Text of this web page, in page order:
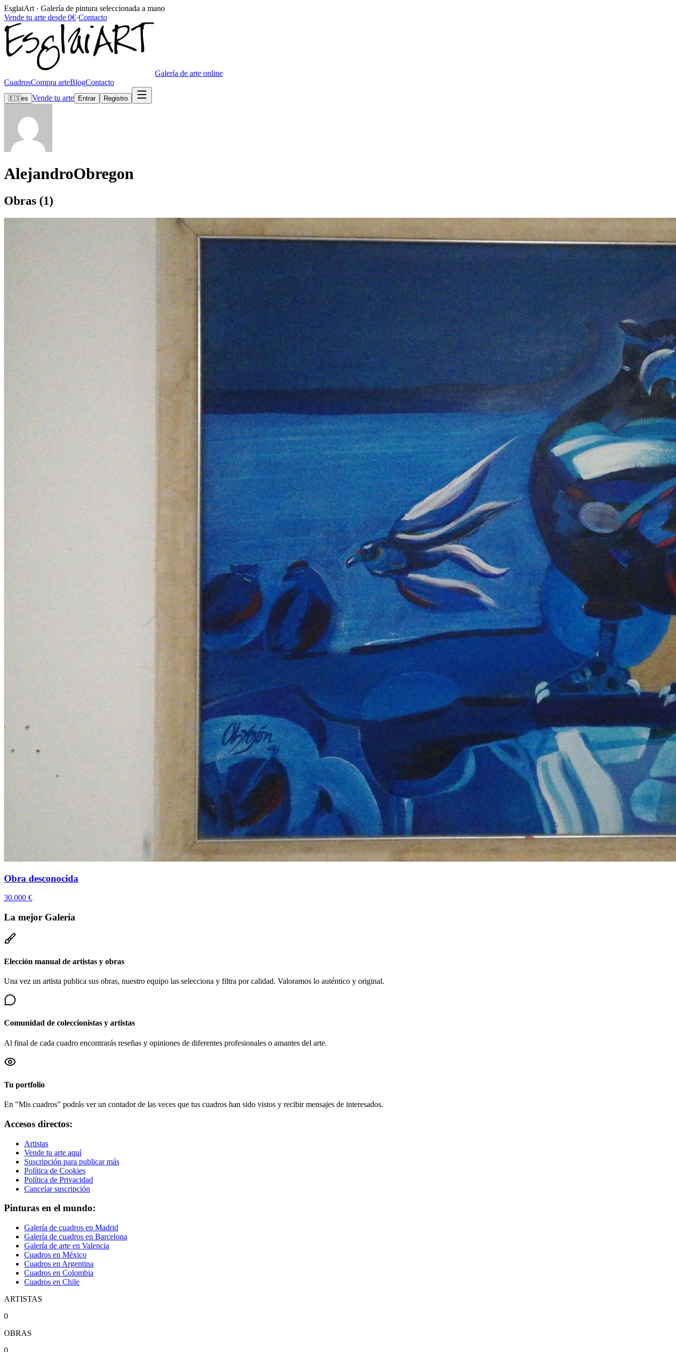
EsglaiArt · Galería de pintura seleccionada a mano
Vende tu arte desde 0€·Contacto
Galería de arte online
CuadrosCompra arteBlogContacto
🇪🇸es Vende tu arte Entrar Registro
AlejandroObregon
Obras (1)
Obra desconocida
30.000 €
La mejor Galería
Elección manual de artistas y obras
Una vez un artista publica sus obras, nuestro equipo las selecciona y filtra por calidad. Valoramos lo auténtico y original.
Comunidad de coleccionistas y artistas
Al final de cada cuadro encontrarás reseñas y opiniones de diferentes profesionales o amantes del arte.
Tu portfolio
En "Mis cuadros" podrás ver un contador de las veces que tus cuadros han sido vistos y recibir mensajes de interesados.
Accesos directos:
Artistas
Vende tu arte aquí
Suscripción para publicar más
Política de Cookies
Política de Privacidad
Cancelar suscripción
Pinturas en el mundo:
Galería de cuadros en Madrid
Galería de cuadros en Barcelona
Galería de arte en Valencia
Cuadros en México
Cuadros en Argentina
Cuadros en Colombia
Cuadros en Chile
ARTISTAS
0
OBRAS